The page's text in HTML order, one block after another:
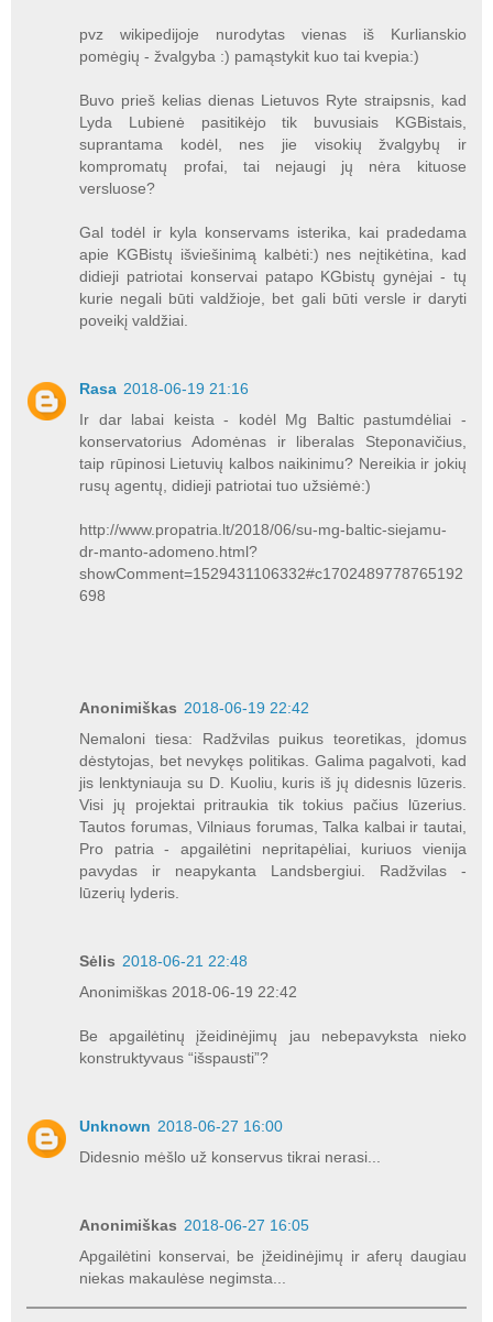
pvz wikipedijoje nurodytas vienas iš Kurlianskio
pomėgių - žvalgyba :) pamąstykit kuo tai kvepia:)
Buvo prieš kelias dienas Lietuvos Ryte straipsnis, kad
Lyda Lubienė pasitikėjo tik buvusiais KGBistais,
suprantama kodėl, nes jie visokių žvalgybų ir
kompromatų profai, tai nejaugi jų nėra kituose
versluose?
Gal todėl ir kyla konservams isterika, kai pradedama
apie KGBistų išviešinimą kalbėti:) nes neįtikėtina, kad
didieji patriotai konservai patapo KGbistų gynėjai - tų
kurie negali būti valdžioje, bet gali būti versle ir daryti
poveikį valdžiai.
Rasa 2018-06-19 21:16
Ir dar labai keista - kodėl Mg Baltic pastumdėliai -
konservatorius Adomėnas ir liberalas Steponavičius,
taip rūpinosi Lietuvių kalbos naikinimu? Nereikia ir jokių
rusų agentų, didieji patriotai tuo užsiėmė:)
http://www.propatria.lt/2018/06/su-mg-baltic-siejamu-
dr-manto-adomeno.html?
showComment=1529431106332#c1702489778765192
698
Anonimiškas 2018-06-19 22:42
Nemaloni tiesa: Radžvilas puikus teoretikas, įdomus
dėstytojas, bet nevykęs politikas. Galima pagalvoti, kad
jis lenktyniauja su D. Kuoliu, kuris iš jų didesnis lūzeris.
Visi jų projektai pritraukia tik tokius pačius lūzerius.
Tautos forumas, Vilniaus forumas, Talka kalbai ir tautai,
Pro patria - apgailėtini nepritapėliai, kuriuos vienija
pavydas ir neapykanta Landsbergiui. Radžvilas -
lūzerių lyderis.
Sėlis 2018-06-21 22:48
Anonimiškas 2018-06-19 22:42
Be apgailėtinų įžeidinėjimų jau nebepavyksta nieko
konstruktyvaus “išspausti”?
Unknown 2018-06-27 16:00
Didesnio mėšlo už konservus tikrai nerasi...
Anonimiškas 2018-06-27 16:05
Apgailėtini konservai, be įžeidinėjimų ir aferų daugiau
niekas makaulėse negimsta...